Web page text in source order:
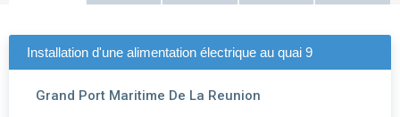
Installation d'une alimentation électrique au quai 9
Grand Port Maritime De La Reunion